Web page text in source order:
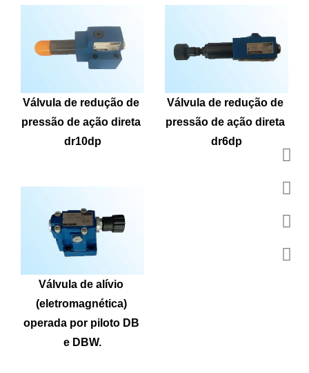
Válvula de redução de
pressão de ação direta
dr10dp
Válvula de redução de
pressão de ação direta
dr6dp
Válvula de alívio
(eletromagnética)
operada por piloto DB
e DBW.